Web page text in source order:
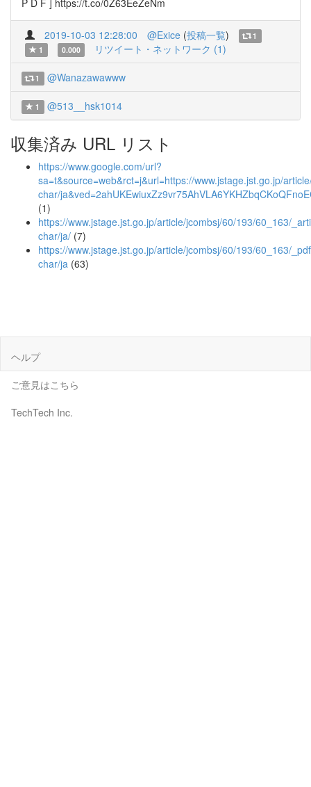
P D F ] https://t.co/0Z63EeZeNm
2019-10-03 12:28:00 @Exice (投稿一覧)
1
1
0.000 リツイート・ネットワーク (1)
1 @Wanazawawww
1 @513__hsk1014
収集済み URL リスト
https://www.google.com/url?
sa=t&source=web&rct=j&url=https://www.jstage.jst.go.jp/
char/
(1)
https://www.jstage.jst.go.jp/article/jcombsj/60/193/60_163/
char/ja/ (7)
https://www.jstage.jst.go.jp/article/jcombsj/60/193/60_163/
char/ja (63)
ヘルプ
ご意見はこちら
TechTech Inc.